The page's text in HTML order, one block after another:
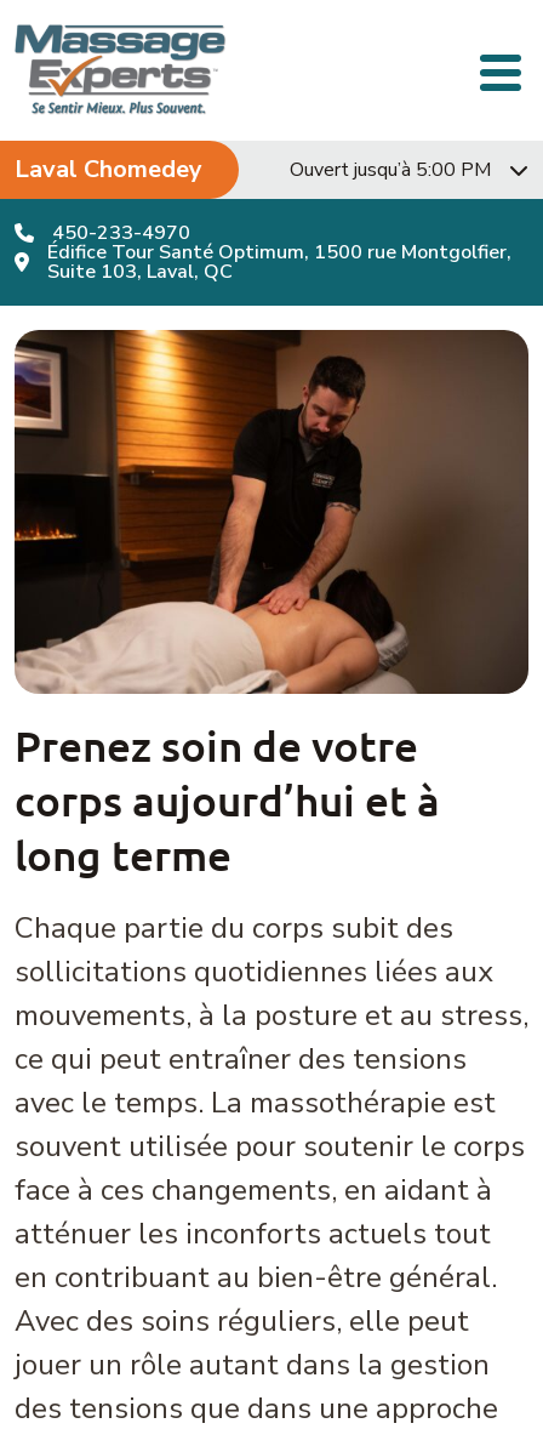
Navigation principale
Laval Chomedey Ouvert jusqu’à 5:00 PM
450-233-4970
Édifice Tour Santé Optimum, 1500 rue Montgolfier,
Suite 103, Laval, QC
Prenez soin de votre
corps aujourd’hui et à
long terme
Chaque partie du corps subit des
sollicitations quotidiennes liées aux
mouvements, à la posture et au stress,
ce qui peut entraîner des tensions
avec le temps. La massothérapie est
souvent utilisée pour soutenir le corps
face à ces changements, en aidant à
atténuer les inconforts actuels tout
en contribuant au bien-être général.
Avec des soins réguliers, elle peut
jouer un rôle autant dans la gestion
des tensions que dans une approche